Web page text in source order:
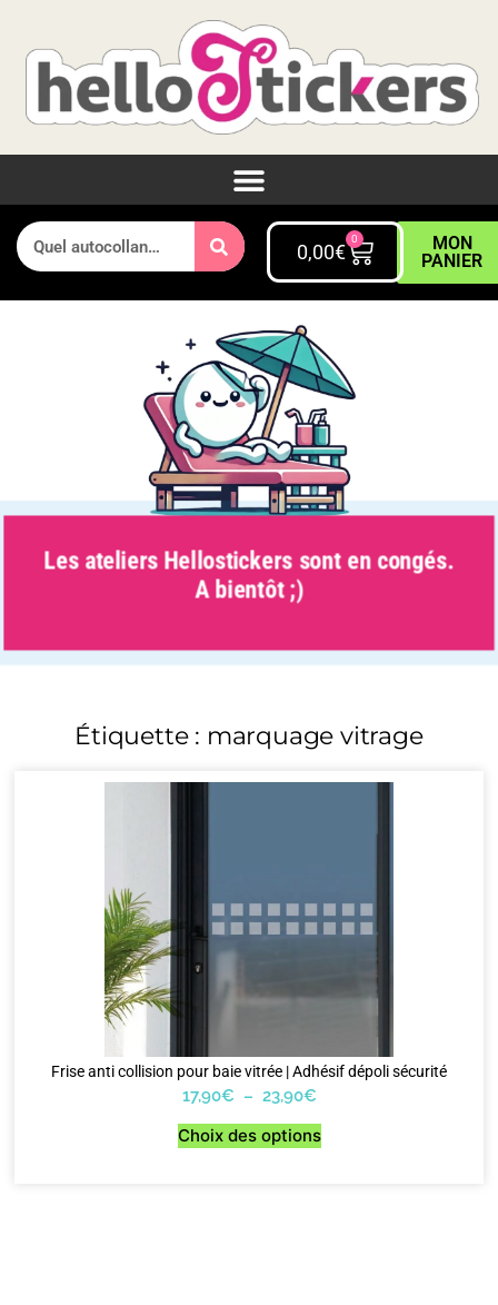
0,00€
0
MON
PANIER
Les ateliers Hellostickers sont en congés.
A bientôt ;)
Étiquette : marquage vitrage
Frise anti collision pour baie vitrée | Adhésif dépoli sécurité
17,90€ – 23,90€
Choix des options